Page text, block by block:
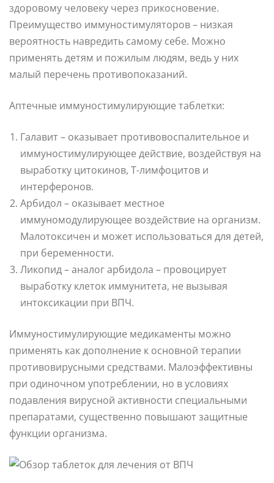
здоровому человеку через прикосновение.
Преимущество иммуностимуляторов – низкая
вероятность навредить самому себе. Можно
применять детям и пожилым людям, ведь у них
малый перечень противопоказаний.
Аптечные иммуностимулирующие таблетки:
Галавит – оказывает противовоспалительное и
иммуностимулирующее действие, воздействуя на
выработку цитокинов, Т-лимфоцитов и
интерферонов.
Арбидол – оказывает местное
иммуномодулирующее воздействие на организм.
Малотоксичен и может использоваться для детей,
при беременности.
Ликопид – аналог арбидола – провоцирует
выработку клеток иммунитета, не вызывая
интоксикации при ВПЧ.
Иммуностимулирующие медикаменты можно
применять как дополнение к основной терапии
противовирусными средствами. Малоэффективны
при одиночном употреблении, но в условиях
подавления вирусной активности специальными
препаратами, существенно повышают защитные
функции организма.